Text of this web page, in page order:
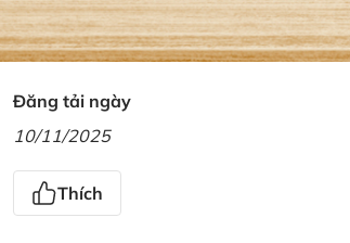
Đăng tải ngày
10/11/2025
Thích